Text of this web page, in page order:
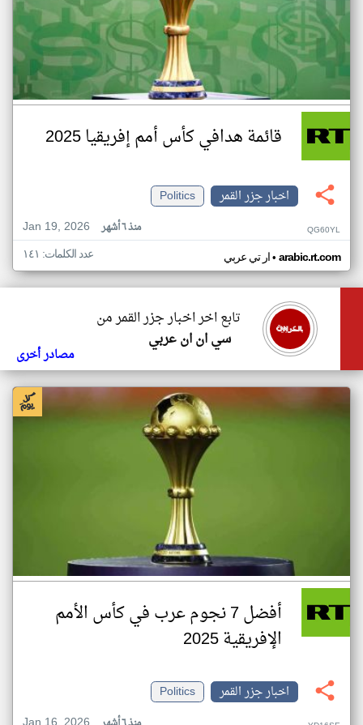
قائمة هدافي كأس أمم إفريقيا 2025
اخبار جزر القمر
Politics
Jan 19, 2026
منذ ٦ أشهر QG60YL
ار تي عربي• arabic.rt.com عدد الكلمات: ١٤١
تابع اخر اخبار جزر القمر من
سي ان ان عربي
مصادر أخرى
أفضل 7 نجوم عرب في كأس الأمم
الإفريقية 2025
اخبار جزر القمر
Politics